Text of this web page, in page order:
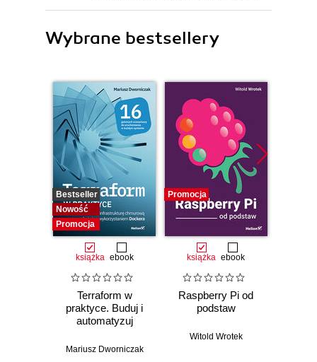
Wybrane bestsellery
Bestseller
Nowość
Promocja
książka ebook
Terraform w
praktyce. Buduj i
automatyzuj
chmurową oraz
Mariusz Dworniczak
Promocja
książka ebook
Raspberry Pi od
podstaw
Witold Wrotek